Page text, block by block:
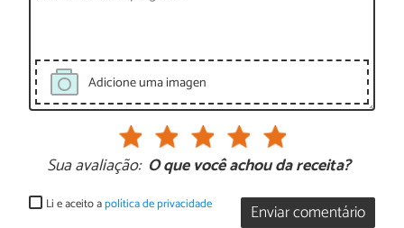
Adicione uma imagen
Sua avaliação: O que você achou da receita?
Enviar comentário
Li e aceito apolítica de privacidade